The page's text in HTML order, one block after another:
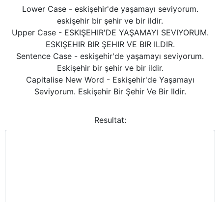
Lower Case - eskişehir'de yaşamayı seviyorum.
eskişehir bir şehir ve bir ildir.
Upper Case - ESKIŞEHIR'DE YAŞAMAYI SEVIYORUM.
ESKIŞEHIR BIR ŞEHIR VE BIR ILDIR.
Sentence Case - eskişehir'de yaşamayı seviyorum.
Eskişehir bir şehir ve bir ildir.
Capitalise New Word - Eskişehir'de Yaşamayı
Seviyorum. Eskişehir Bir Şehir Ve Bir Ildir.
Resultat: